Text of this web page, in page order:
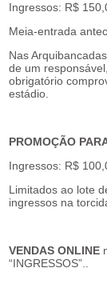
Ingressos: R$
Meia-entrada
Nas
de um
obrigatório
estádio.
PROMOÇÃO
Ingressos: R$
Limitados ao lote
ingressos na
VENDAS ONLINE
“INGRESSOS”..